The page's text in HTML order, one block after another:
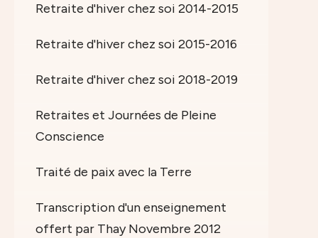
Retraite d'hiver chez soi 2014-2015
Retraite d'hiver chez soi 2015-2016
Retraite d'hiver chez soi 2018-2019
Retraites et Journées de Pleine
Conscience
Traité de paix avec la Terre
Transcription d'un enseignement
offert par Thay Novembre 2012